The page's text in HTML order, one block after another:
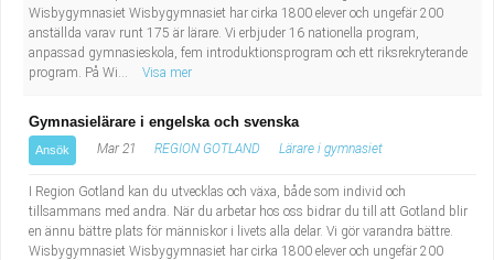
Wisbygymnasiet Wisbygymnasiet har cirka 1800 elever och ungefär 200
anställda varav runt 175 är lärare. Vi erbjuder 16 nationella program,
anpassad gymnasieskola, fem introduktionsprogram och ett riksrekryterande
program. På Wi...
Visa mer
Gymnasielärare i engelska och svenska
Ansök Mar 21 REGION GOTLAND Lärare i gymnasiet
I Region Gotland kan du utvecklas och växa, både som individ och
tillsammans med andra. När du arbetar hos oss bidrar du till att Gotland blir
en ännu bättre plats för människor i livets alla delar. Vi gör varandra bättre.
Wisbygymnasiet Wisbygymnasiet har cirka 1800 elever och ungefär 200